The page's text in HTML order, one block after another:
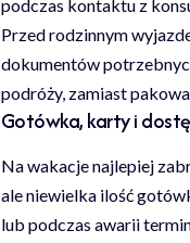
podczas kontaktu z
Przed rodzinnym
dokumentów
podróży, zamiast
Gotówka, karty i
Na wakacje najlepiej
ale niewielka ilość
lub podczas awarii